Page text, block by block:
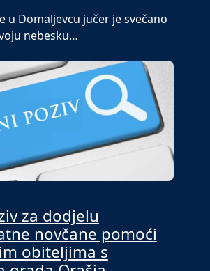
u Domaljevcu jučer je svečano
nebesku…
za dodjelu
novčane pomoći
obiteljima s